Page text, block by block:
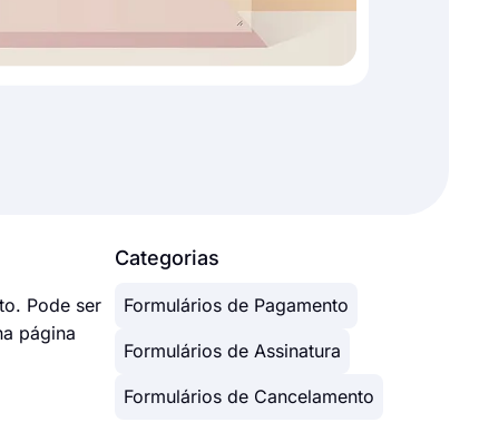
Pode ser
página
Categorias
Formulários de Pagamento
Formulários de Assinatura
Formulários de Cancelamento